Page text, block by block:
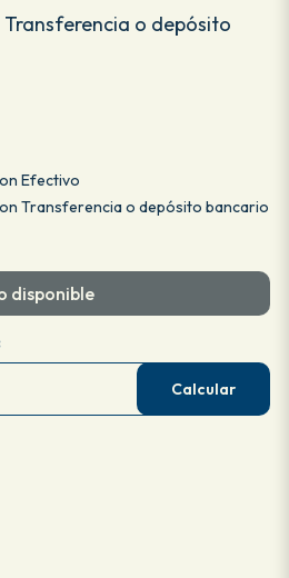
o depósito
Efectivo
Transferencia o depósito bancario
disponible
Calcular